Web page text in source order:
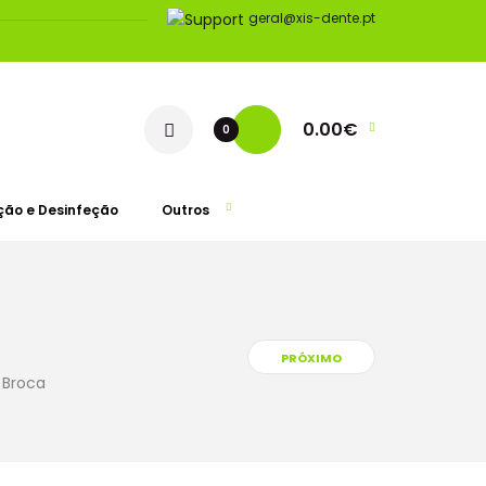
geral@xis-dente.pt
0 0.00€
e Desinfeção Outros
PRÓXIMO